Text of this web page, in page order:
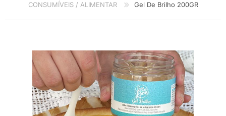
CONSUMÍVEIS / ALIMENTAR
Gel De Brilho 200GR